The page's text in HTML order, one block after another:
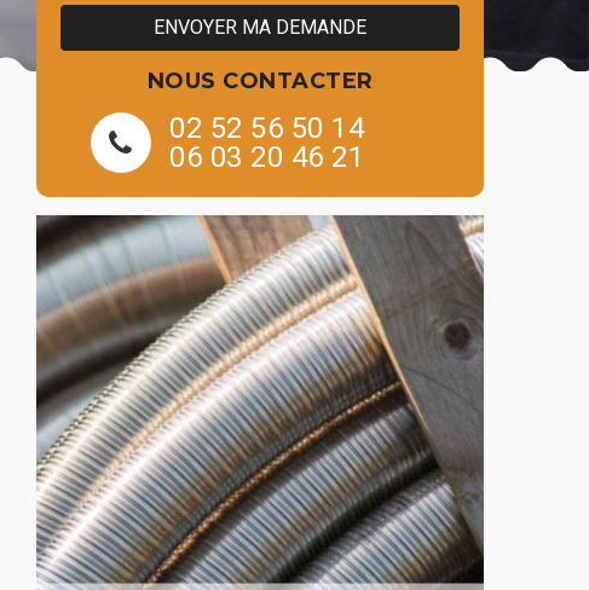
NOUS CONTACTER
02 52 56 50 14
06 03 20 46 21